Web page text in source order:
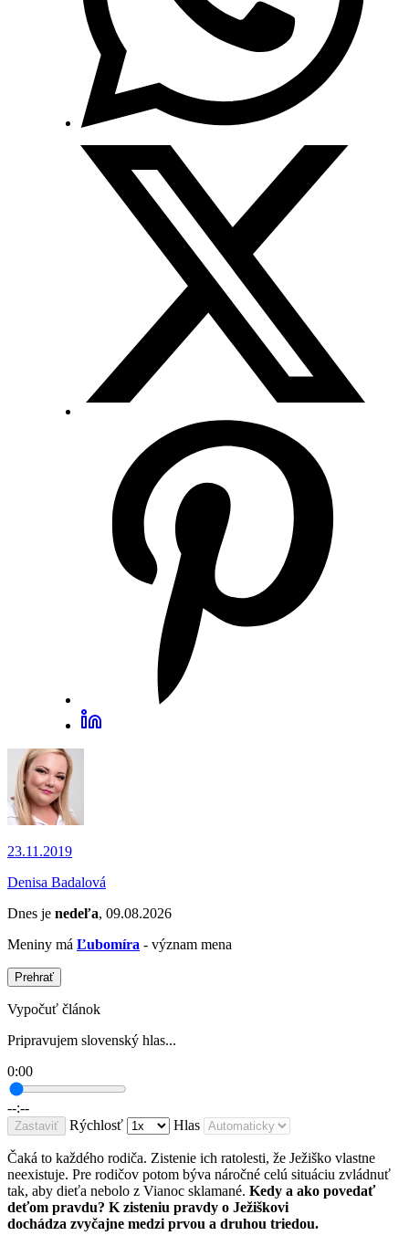
23.11.2019
Denisa Badalová
Dnes je nedeľa, 09.08.2026
Meniny má Ľubomíra - význam mena
Prehrať
Vypočuť článok
Pripravujem slovenský hlas...
0:00
--:--
Zastaviť Rýchlosť Hlas
Čaká to každého rodiča. Zistenie ich ratolesti, že Ježiško vlastne
neexistuje. Pre rodičov potom býva náročné celú situáciu zvládnuť
tak, aby dieťa nebolo z Vianoc sklamané. Kedy a ako povedať
deťom pravdu? K zisteniu pravdy o Ježiškovi
dochádza zvyčajne medzi prvou a druhou triedou.